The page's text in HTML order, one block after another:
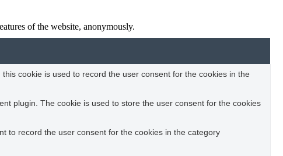
of the website, anonymously.
cookie is used to record the user consent for the cookies in the
plugin. The cookie is used to store the user consent for the cookies
to record the user consent for the cookies in the category